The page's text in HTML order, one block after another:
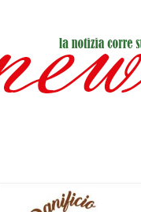
denunciate
dialogo, poesia e condivisione
e santa Sabina